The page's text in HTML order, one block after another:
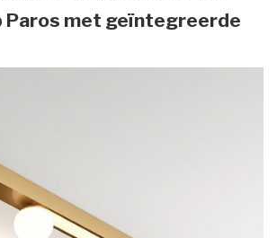
Paros met geïntegreerde